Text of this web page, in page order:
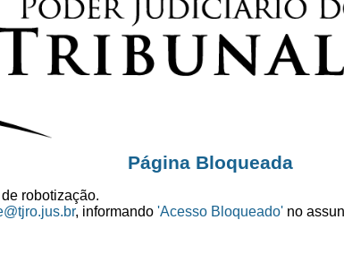
Página Bloqueada
robotização.
, informando 'Acesso Bloqueado' no